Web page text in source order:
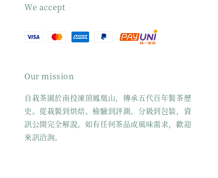
We accept
Our mission
自栽茶園於南投凍頂鳳凰山，傳承五代百年製茶歷
史。從栽製到烘焙、檢驗到評測、分級到包裝，資
訊公開完全解說。如有任何茶品或風味需求，歡迎
來訊洽詢。